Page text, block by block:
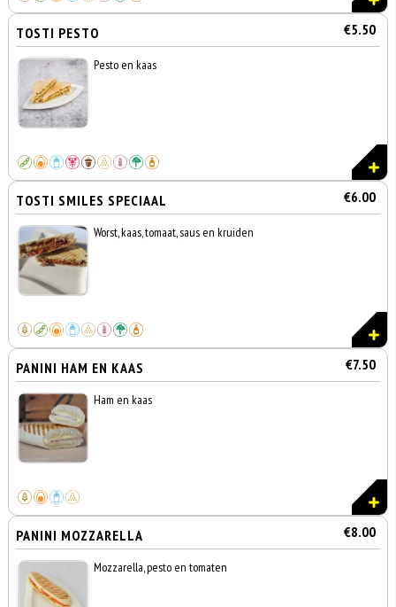
TOSTI PESTO €5.50
Pesto en kaas
TOSTI SMILES SPECIAAL €6.00
Worst, kaas, tomaat, saus en kruiden
PANINI HAM EN KAAS €7.50
Ham en kaas
PANINI MOZZARELLA €8.00
Mozzarella, pesto en tomaten